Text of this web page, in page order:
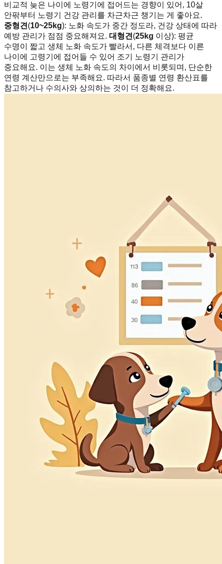
비교적 늦은 나이에 노령기에 접어드는 경향이 있어, 10살
안팎부터 노령기 건강 관리를 차근차근 챙기는 게 좋아요.
중형견 (10~25kg): 노화 속도가 중간 정도라, 건강 상태에 따라
예방 관리가 점점 중요해져요. 대형견 (25kg 이상): 평균
수명이 짧고 생체 노화 속도가 빨라서, 다른 체격보다 이른
나이에 고령기에 접어들 수 있어 조기 노령기 관리가
중요해요. 이는 생체 노화 속도의 차이에서 비롯되며, 단순한
연령 계산만으로는 부족해요. 따라서 품종별 연령 환산표를
참고하거나 수의사와 상의하는 것이 더 정확해요.